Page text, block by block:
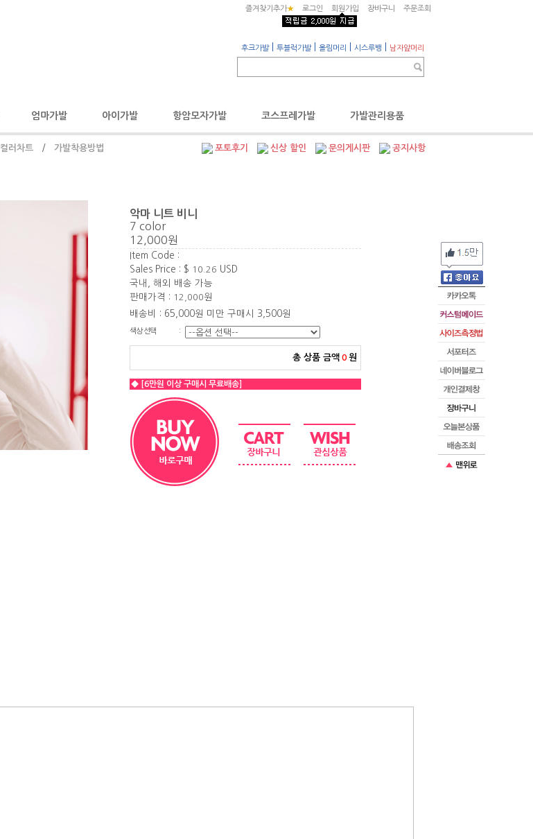
즐겨찾기추가★ 로그인 회원가입 장바구니 주문조회
후크가발| 투블럭가발| 올림머리 시스루뱅 남자앞머리
엄마가발 아이가발 항암모자가발 코스프레가발 가발관리용품
컬러차트 / 가발착용방법 포토후기 신상 할인 문의게시판 공지사항
악마 니트 비니
7 color
12,000원
Item Code :
Sales Price : $ 10.26 USD
국내, 해외 배송 가능
판매가격 : 12,000원
배송비 : 65,000원 미만 구매시 3,500원
색상 선택 :
총 상품 금액 0 원
◆ [6만원 이상 구매시 무료배송]